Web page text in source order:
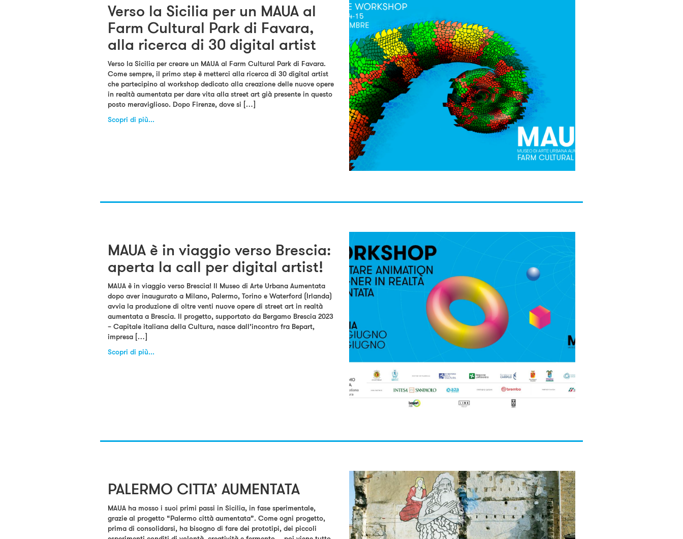
Verso la Sicilia per un MAUA al
Farm Cultural Park di Favara,
alla ricerca di 30 digital artist
Verso la Sicilia per creare un MAUA al Farm Cultural Park di Favara.
Come sempre, il primo step è metterci alla ricerca di 30 digital artist
che partecipino al workshop dedicato alla creazione delle nuove opere
in realtà aumentata per dare vita alla street art già presente in questo
posto meraviglioso. Dopo Firenze, dove si […]
Scopri di più...
MAUA è in viaggio verso Brescia:
aperta la call per digital artist!
MAUA è in viaggio verso Brescia! Il Museo di Arte Urbana Aumentata
dopo aver inaugurato a Milano, Palermo, Torino e Waterford (Irlanda)
avvia la produzione di oltre venti nuove opere di street art in realtà
aumentata a Brescia. Il progetto, supportato da Bergamo Brescia 2023
– Capitale italiana della Cultura, nasce dall’incontro fra Bepart,
impresa […]
Scopri di più...
PALERMO CITTA’ AUMENTATA
MAUA ha mosso i suoi primi passi in Sicilia, in fase sperimentale,
grazie al progetto “Palermo città aumentata”. Come ogni progetto,
prima di consolidarsi, ha bisogno di fare dei prototipi, dei piccoli